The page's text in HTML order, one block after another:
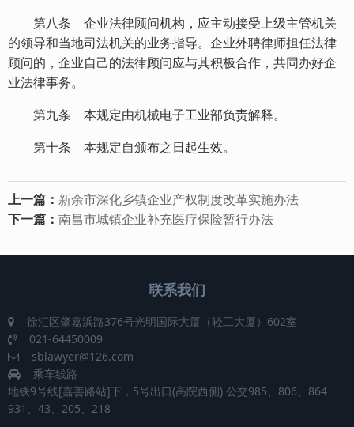
第八条 企业法律顾问机构，应主动接受上级主管机关
的领导和当地司法机关的业务指导。企业外聘律师担任法律
顾问的，企业自己的法律顾问应与其积极合作，共同办好企
业法律事务。
第九条 本规定由机械电子工业部负责解释。
第十条 本规定自颁布之日起生效。
上一篇： 新余市深化乡镇企业产权制度改革实施办法
下一篇： 南昌市城镇企业补充医疗保险暂行办法
联系我们
徐汇区肇嘉浜路376号光明国际大厦（轻工大厦）602室
021-64450009
sblawyer@126.com
乘车线路
地铁9号线[嘉善路站]下，5号出口(高院西侧) 公交985、806、864、
931、43、205、218